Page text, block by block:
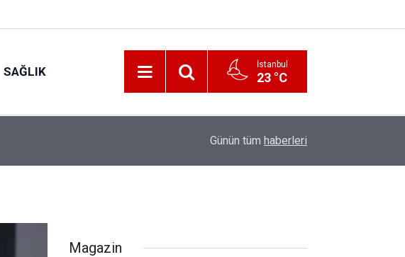
SAĞLIK İstanbul
23 °C
İzmir 112’de Kan Donduran İddialar!
Günün tüm haberleri
Magazin